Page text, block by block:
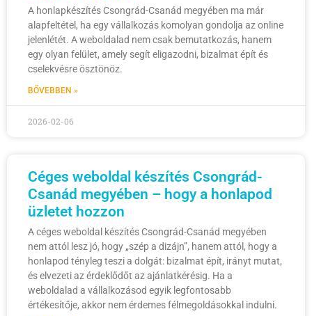
A honlapkészítés Csongrád-Csanád megyében ma már
alapfeltétel, ha egy vállalkozás komolyan gondolja az online
jelenlétét. A weboldalad nem csak bemutatkozás, hanem
egy olyan felület, amely segít eligazodni, bizalmat épít és
cselekvésre ösztönöz.
BŐVEBBEN »
2026-02-06
Céges weboldal készítés Csongrád-
Csanád megyében – hogy a honlapod
üzletet hozzon
A céges weboldal készítés Csongrád-Csanád megyében
nem attól lesz jó, hogy „szép a dizájn”, hanem attól, hogy a
honlapod tényleg teszi a dolgát: bizalmat épít, irányt mutat,
és elvezeti az érdeklődőt az ajánlatkérésig. Ha a
weboldalad a vállalkozásod egyik legfontosabb
értékesítője, akkor nem érdemes félmegoldásokkal indulni.